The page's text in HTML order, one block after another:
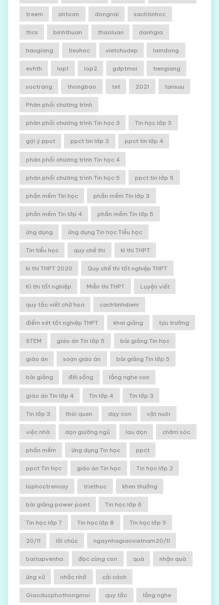
treem antoan dongnai sachtinhoc
thcs binhthuan thaoluan danhgia
haugiang tieuhoc vietchudep lamdong
evhth lop1 lop2 gdptmoi tiengiang
soctrang thongbao tet 2021 tansuu
Phân phối chương trình
phân phối chương trình Tin học 3 Tin học lớp 3
gợi ý ppct ppct tin lớp 3 ppct tin lớp 4
phân phối chương trình Tin học 4
phân phối chương trình Tin học 5 ppct tin lớp 5
phần mềm Tin học phần mềm Tin lớp 3
phần mềm Tin lớp 4 phần mềm Tin lớp 5
ứng dụng ứng dụng Tin học Tiểu học
Tin tiểu học quy chế thi kì thi THPT
kì thi THPT 2020 Quy chế thi tốt nghiệp THPT
Kì thi tốt nghiệp Miễn thi THPT Luyện viết
quy tắc viết chữ hoa cachtinhdiem
điểm xét tốt nghiệp THPT khai giảng tựu trường
STEM giáo án Tin lớp 5 bài giảng Tin học
giáo án soạn giáo án bài giảng Tin lớp 5
bài giảng đời sống lắng nghe con
giáo án Tin lớp 4 Tin lớp 4 Tin lớp 3
Tin lớp 3 thói quen dạy con vật nuôi
việc nhà dọn giường ngủ lau dọn chăm sóc
phần mềm ứng dụng Tin học ppct
ppct Tin học giáo án Tin học Tin học lớp 2
lophoctrencay triethoc khen thưởng
bài giảng power point Tin học lớp 6
Tin học lớp 7 Tin học lớp 8 Tin học lớp 9
20/11 lời chúc ngaynhagiaovietnam20/11
baitapvenha đọc cùng con quà nhận quà
ứng xử nhắc nhở cải cách
Giaoducphothongmoi quy tắc lắng nghe